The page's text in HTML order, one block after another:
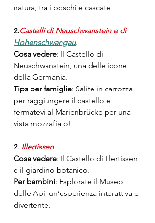
natura, tra i boschi e cascate
2.Castelli di Neuschwanstein e di
Hohenschwangau.
Cosa vedere: Il Castello di
Neuschwanstein, una delle icone
della Germania.
Tips per famiglie: Salite in carrozza
per raggiungere il castello e
fermatevi al Marienbrücke per una
vista mozzafiato!
2. Illertissen
Cosa vedere: Il Castello di Illertissen
e il giardino botanico.
Per bambini: Esplorate il Museo
delle Api, un’esperienza interattiva e
divertente.